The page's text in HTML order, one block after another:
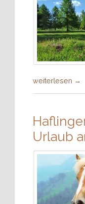
weiterlesen →
Urlaub